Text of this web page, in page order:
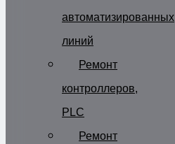
автоматизированных
линий
Ремонт
контроллеров,
PLC
Ремонт